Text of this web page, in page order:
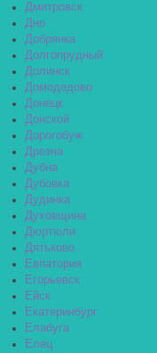
Дмитровск
Дно
Добрянка
Долгопрудный
Долинск
Домодедово
Донецк
Донской
Дорогобуж
Дрезна
Дубна
Дубовка
Дудинка
Духовщина
Дюртюли
Дятьково
Евпатория
Егорьевск
Ейск
Екатеринбург
Елабуга
Елец